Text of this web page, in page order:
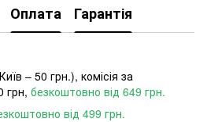
Оплата Гарантія
– 50 грн.), комісія за
грн, безкоштовно від 649 грн.
від 499 грн.